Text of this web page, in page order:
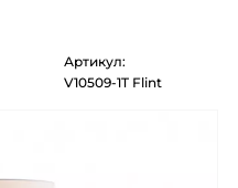
Артикул:
V10509-1T Flint